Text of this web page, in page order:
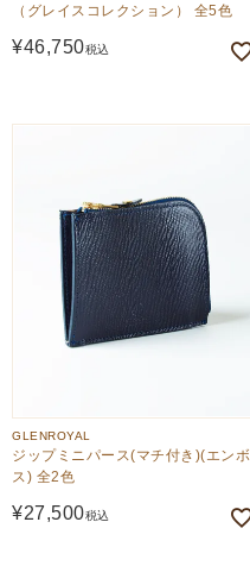
（グレイスコレクション） 全5色
¥46,750税込
GLENROYAL
ジップミニパース(マチ付き)(エンボ
ス) 全2色
¥27,500税込